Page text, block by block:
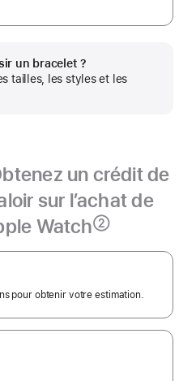
un bracelet ?
tailles, les styles et les
un crédit de
sur l’achat de
Watch②
pour obtenir votre estimation.